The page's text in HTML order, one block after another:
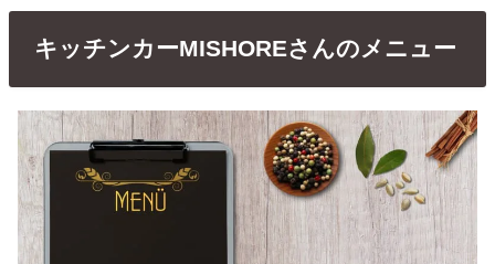
キッチンカーMISHOREさんのメニュー